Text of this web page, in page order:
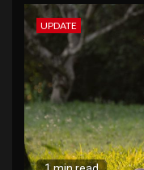
UPDATE